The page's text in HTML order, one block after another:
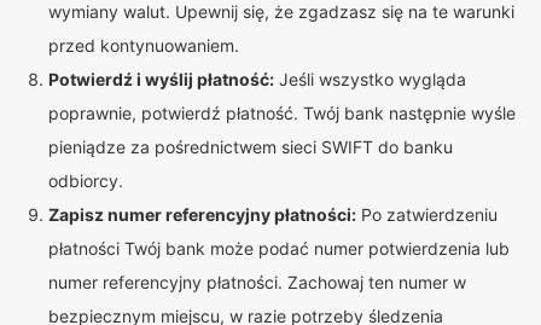
wymiany walut. Upewnij się, że zgadzasz się na te warunki
przed kontynuowaniem.
Potwierdź i wyślij płatność: Jeśli wszystko wygląda
poprawnie, potwierdź płatność. Twój bank następnie wyśle
pieniądze za pośrednictwem sieci SWIFT do banku
odbiorcy.
Zapisz numer referencyjny płatności: Po zatwierdzeniu
płatności Twój bank może podać numer potwierdzenia lub
numer referencyjny płatności. Zachowaj ten numer w
bezpiecznym miejscu, w razie potrzeby śledzenia